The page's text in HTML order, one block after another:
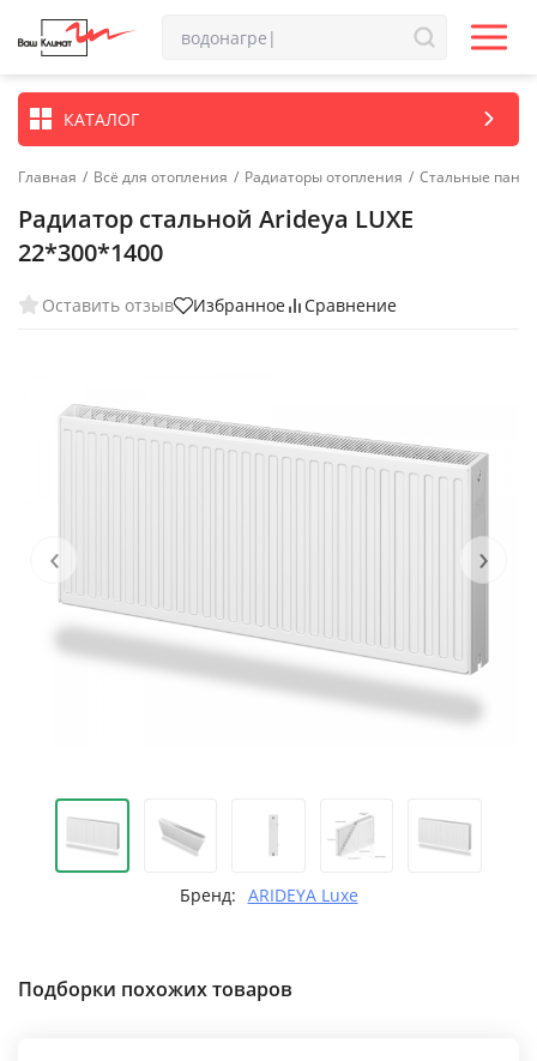
КАТАЛОГ
Главная / Всё для отопления / Радиаторы отопления / Стальные
Радиатор стальной Arideya LUXE
22*300*1400
Оставить отзыв Избранное Сравнение
‹ ›
Бренд: ARIDEYA Luxe
Подборки похожих товаров